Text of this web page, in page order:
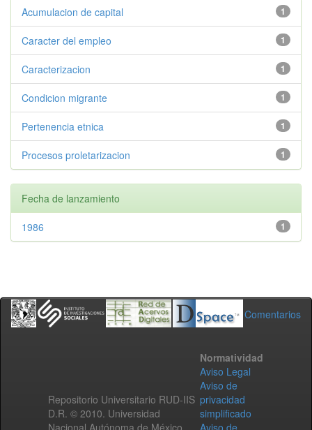
1
Acumulacion de capital
1
Caracter del empleo
1
Caracterizacion
1
Condicion migrante
1
Pertenencia etnica
1
Procesos proletarizacion
Fecha de lanzamiento
1
1986
Comentarios
Repositorio Universitario RUD-IIS
D.R. © 2010. Universidad
Nacional Autónoma de México.
Normatividad
Aviso Legal
Aviso de
privacidad
simplificado
Aviso de